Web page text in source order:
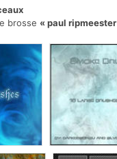
brosse
paul ripmeester